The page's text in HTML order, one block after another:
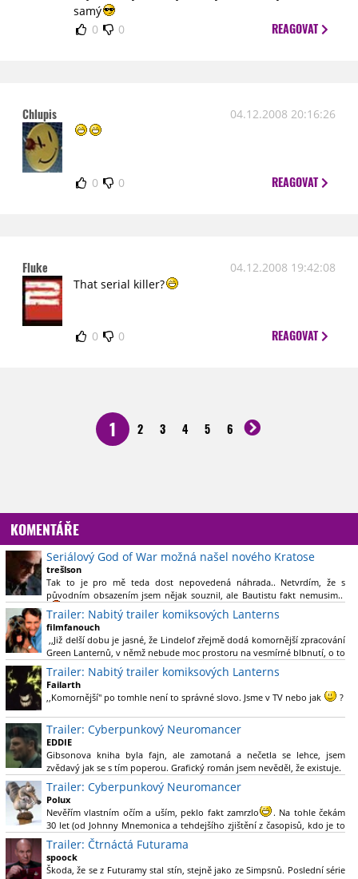
samý
0
0 REAGOVAT
Chlupis 04.12.2008 20:16:26
0 0 REAGOVAT
Fluke
04.12.2008 19:42:08
That serial killer?
0 0 REAGOVAT
1 2 3 4 5 6
KOMENTÁŘE
Seriálový God of War možná našel nového Kratose
trešlson
Tak to je pro mě teda dost nepovedená náhrada.. Netvrdím, že s
původním obsazením jsem nějak souznil, ale Bautistu fakt nemusim..
Trailer: Nabitý trailer komiksových Lanterns
filmfanouch
,,Již delší dobu je jasné, že Lindelof zřejmě dodá komornější zpracování
Green Lanternů, v němž nebude moc prostoru na vesmírné blbnutí, o to
více se ovšem bude moci nová adaptace odprostit třeba od filmového
Green Lanterna s Ryanem Reynoldsem.´´ Co je na tom
nesrozumitelného?
Trailer: Nabitý trailer komiksových Lanterns
Failarth
,,Komornější" po tomhle není to správné slovo. Jsme v TV nebo jak
?
Nebál bych se říct, že to vypadá skvěle jak po stránce kvantity materiálu,
tak i formou.
Výběr Ulricha Tomsena pro mě velké překvapení a velmi zajímavá volba
bravo.
Chandler je lepší a lepší s každou novou scénou.
Komiksy to mají ted´těžké, paradoxně tomu škodí to všechno kolem
(DC nebo MCU to je buřt) , ale nezasloužilo by si to zářez jen kvůli tomu.
Držím tomu palce.
Trailer: Cyberpunkový Neuromancer
EDDIE
Gibsonova kniha byla fajn, ale zamotaná a nečetla se lehce, jsem
zvědavý jak se s tím poperou. Grafický román jsem nevěděl, že existuje.
Trailer: Cyberpunkový Neuromancer
Polux
Nevěřím vlastním očím a uším, peklo fakt zamrzlo
. Na tohle čekám
30 let (od Johnny Mnemonica a tehdejšího zjištění z časopisů, kdo je to
Gibson a co je jeho debutová kniha zač), přičemž 25 let (od Matrixu,
který pojem cyberpunk dostal do povědomí i obyčejného diváka a
nikoliv fanouška žánru) marně doufám, že si po řadě "duchovních
nástupců", kteří přišli poté (Ghost In The Shell, Alita: Battle Angel,
Trailer: Čtrnáctá Futurama
spoock
Škoda, že se z Futuramy stal stín, stejně jako ze Simpsnů. Poslední série